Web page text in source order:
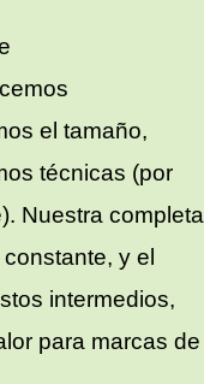
el tamaño,
técnicas (por
Nuestra completa
y el
intermedios,
para marcas de